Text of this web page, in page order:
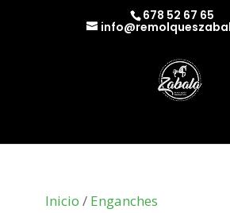
678 52 67 65
Inicio / Enganches